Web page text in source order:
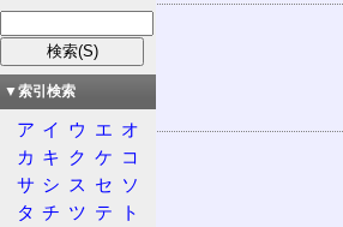
地獄道
八大地獄
関連する用語
殺生
偸盗
邪淫
▼索引検索
ア イ ウ エ オ
カ キ ク ケ コ
サ シ ス セ ソ
タ チ ツ テ
ト